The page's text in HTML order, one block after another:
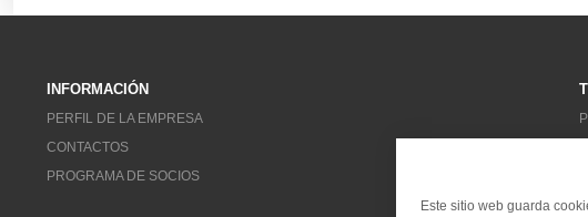
INFORMACIÓN
PERFIL DE LA EMPRESA
CONTACTOS
PROGRAMA DE SOCIOS
Este sitio web guarda